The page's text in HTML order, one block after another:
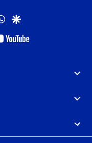
whatsapp
google
youtube-